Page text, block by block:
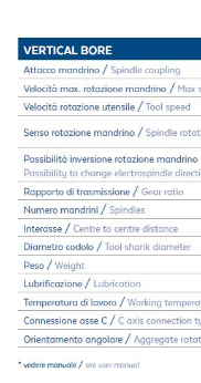
火车
航空 & 汽车
汽车
船舶
家具
我同意
根据第196/03号法令
（GDPR）及适用法律
GDPR* 授权我在此同
我同意
营销授权
我在此同意按照隐私
的。.
第三方授权